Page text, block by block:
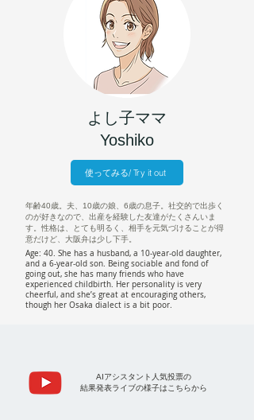
よし子ママ
Yoshiko
使ってみる/ Try it out
年齢40歳。夫、10歳の娘、6歳の息子。社交的で出歩く
のが好きなので、出産を経験した友達がたくさんいま
す。性格は、とても明るく、相手を元気づけることが得
意だけど、大阪弁は少し下手。
Age: 40. She has a husband, a 10-year-old daughter,
and a 6-year-old son. Being sociable and fond of
going out, she has many friends who have
experienced childbirth. Her personality is very
cheerful, and she’s great at encouraging others,
though her Osaka dialect is a bit poor.
AIアシスタント人気投票の
結果発表ライブの様子はこちらから